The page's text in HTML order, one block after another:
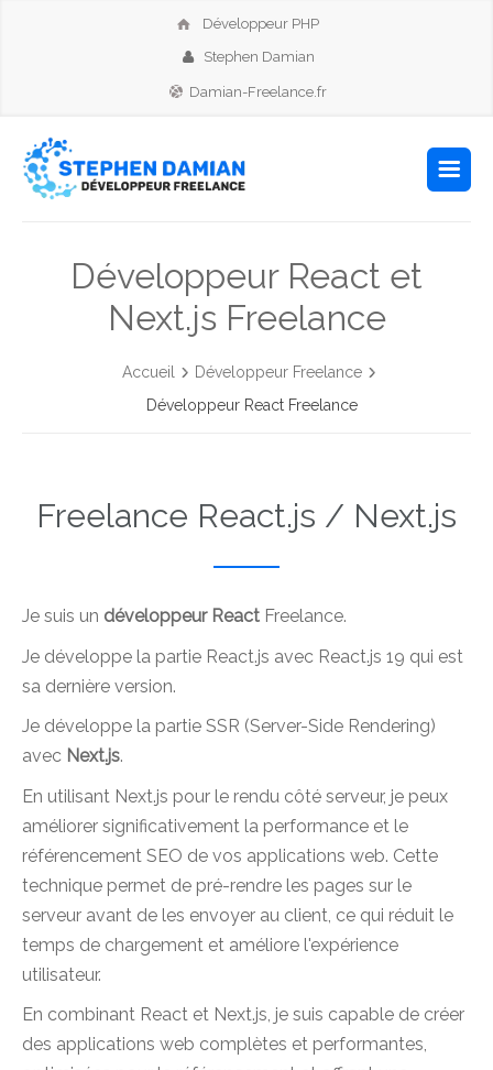
Développeur PHP
Stephen Damian
Damian-Freelance.fr
Développeur React et
Next.js Freelance
Accueil
Développeur Freelance
Développeur React Freelance
Freelance React.js / Next.js
Je suis un développeur React Freelance.
Je développe la partie React.js avec React.js 19 qui est
sa dernière version.
Je développe la partie SSR (Server-Side Rendering)
avec Next.js.
En utilisant Next.js pour le rendu côté serveur, je peux
améliorer significativement la performance et le
référencement SEO de vos applications web. Cette
technique permet de pré-rendre les pages sur le
serveur avant de les envoyer au client, ce qui réduit le
temps de chargement et améliore l'expérience
utilisateur.
En combinant React et Next.js, je suis capable de créer
des applications web complètes et performantes,